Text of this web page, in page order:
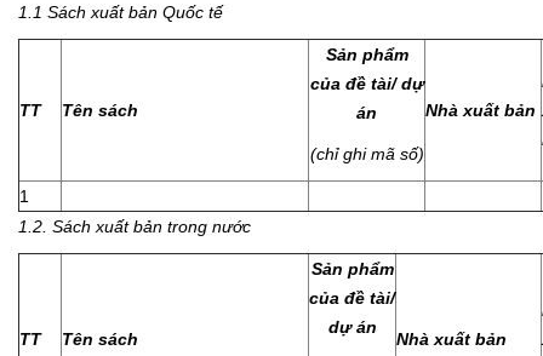
1.1 Sách xuất bản Quốc tế
TT Tên sách
Sản phẩm
của đề tài/ dự
án
(chỉ ghi mã số)
Nhà xuất bản
1
1.2. Sách xuất bản trong nước
TT Tên sách
Sản phẩm
của đề tài/
dự án
Nhà xuất bản